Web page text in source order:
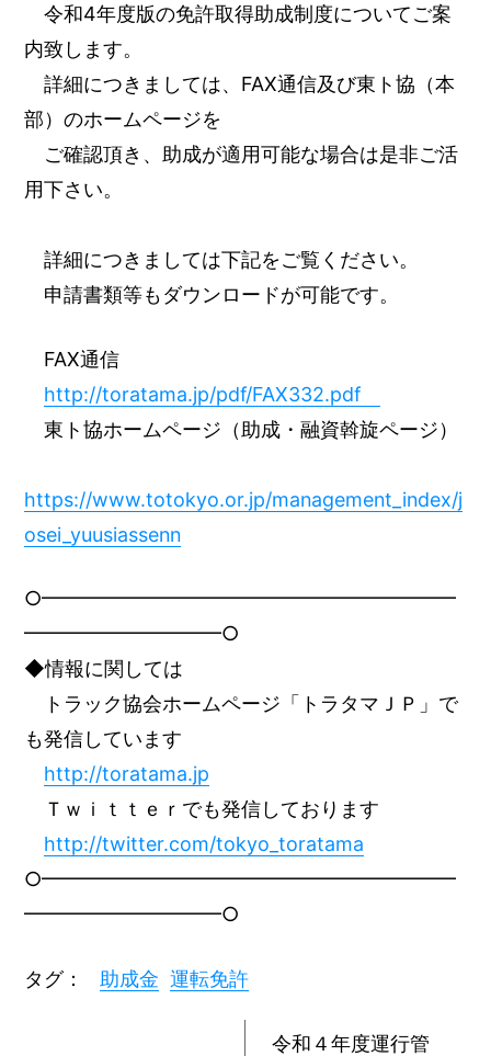
令和4年度版の免許取得助成制度についてご案
内致します。
詳細につきましては、FAX通信及び東ト協（本
部）のホームページを
ご確認頂き、助成が適用可能な場合は是非ご活
用下さい。
詳細につきましては下記をご覧ください。
申請書類等もダウンロードが可能です。
FAX通信
http://toratama.jp/pdf/FAX332.pdf
東ト協ホームページ（助成・融資斡旋ページ）
https://www.totokyo.or.jp/management_index/j
osei_yuusiassenn
○━━━━━━━━━━━━━━━━━━━━━
━━━━━━━━━━○
◆情報に関しては
トラック協会ホームページ「トラタマＪＰ」で
も発信しています
http://toratama.jp
Ｔｗｉｔｔｅｒでも発信しております
http://twitter.com/tokyo_toratama
○━━━━━━━━━━━━━━━━━━━━━
━━━━━━━━━━○
タグ： 助成金 運転免許
令和４年度運行管